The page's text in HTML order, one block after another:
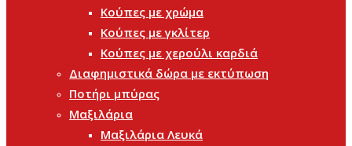
Κούπες με χρώμα
Κούπες με γκλίτερ
Κούπες με χερούλι καρδιά
Διαφημιστικά δώρα με εκτύπωση
Ποτήρι μπύρας
Μαξιλάρια
Μαξιλάρια Λευκά